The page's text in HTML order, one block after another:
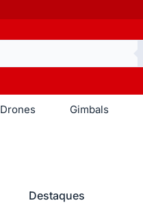
Drones Gimbals
Destaques